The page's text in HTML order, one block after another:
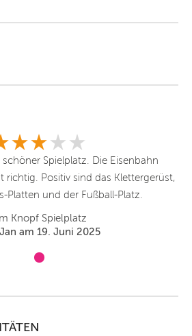
Spielplatz. Die Eisenbahn
richtig. Positiv sind das Klettergerüst,
Platten und der Fußball-Platz.
Knopf Spielplatz
am 19. Juni 2025